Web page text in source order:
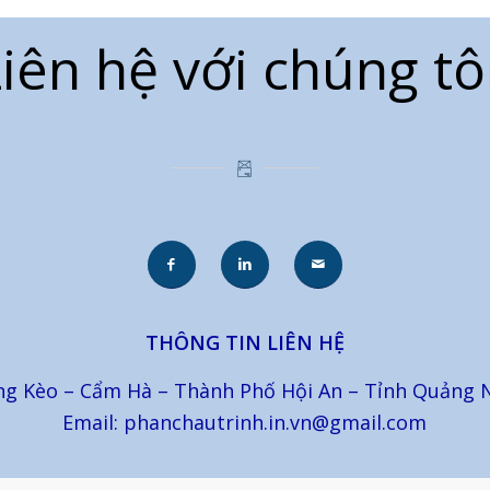
hệ với chúng
THÔNG TIN LIÊN HỆ
Kèo – Cẩm Hà – Thành Phố Hội An – Tỉnh Quảng
Email: phanchautrinh.in.vn@gmail.com